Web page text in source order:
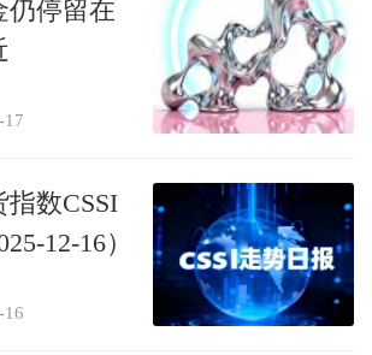
仍停留在
17
数CSSI
12-16）
16